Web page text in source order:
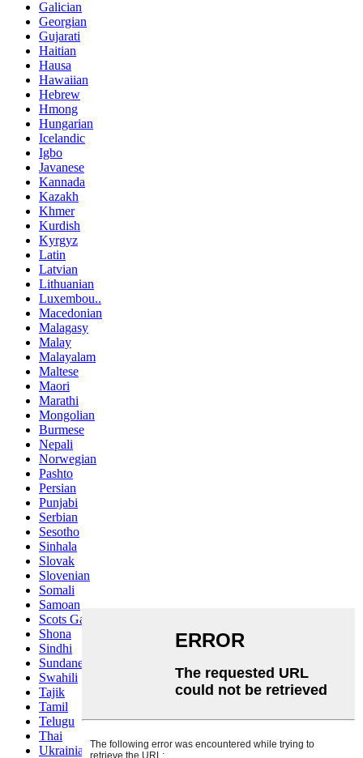
Galician
Georgian
Gujarati
Haitian
Hausa
Hawaiian
Hebrew
Hmong
Hungarian
Icelandic
Igbo
Javanese
Kannada
Kazakh
Khmer
Kurdish
Kyrgyz
Latin
Latvian
Lithuanian
Luxembou..
Macedonian
Malagasy
Malay
Malayalam
Maltese
Maori
Marathi
Mongolian
Burmese
Nepali
Norwegian
Pashto
Persian
Punjabi
Serbian
Sesotho
Sinhala
Slovak
Slovenian
Somali
Samoan
Scots Gaelic
Shona
Sindhi
Sundanese
Swahili
Tajik
Tamil
Telugu
Thai
Ukrainian